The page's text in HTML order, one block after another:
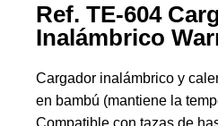
Ref. TE-604
Inalámbrico
Cargador inalámbrico y
en bambú (mantiene la
Compatible con tazas de